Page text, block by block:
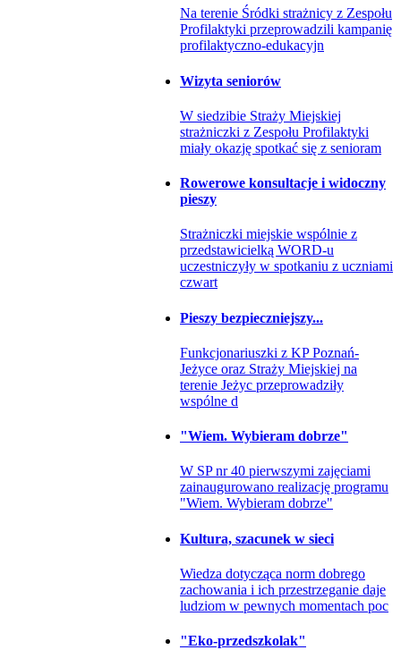
Na terenie Śródki strażnicy z Zespołu
Profilaktyki przeprowadzili kampanię
profilaktyczno-edukacyjn
Wizyta seniorów
W siedzibie Straży Miejskiej
strażniczki z Zespołu Profilaktyki
miały okazję spotkać się z senioram
Rowerowe konsultacje i widoczny
pieszy
Strażniczki miejskie wspólnie z
przedstawicielką WORD-u
uczestniczyły w spotkaniu z uczniami
czwart
Pieszy bezpieczniejszy...
Funkcjonariuszki z KP Poznań-
Jeżyce oraz Straży Miejskiej na
terenie Jeżyc przeprowadziły
wspólne d
"Wiem. Wybieram dobrze"
W SP nr 40 pierwszymi zajęciami
zainaugurowano realizację programu
"Wiem. Wybieram dobrze"
Kultura, szacunek w sieci
Wiedza dotycząca norm dobrego
zachowania i ich przestrzeganie daje
ludziom w pewnych momentach poc
"Eko-przedszkolak"